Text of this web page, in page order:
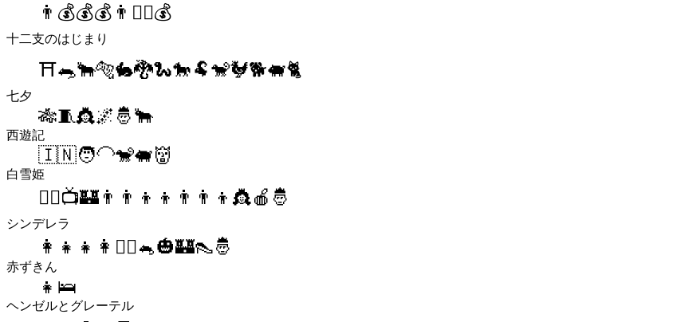
👨💰💰💰👨👨‍⚖️💰
十二支のはじまり
⛩🐀🐂🐅🐇🐉🐍🐎🐏🐒🐓🐕🐖🐈
七夕
🎋🧵👸🌌🤴🐂
西遊記
🇮🇳🧑‍🦲🐒🐖👹
白雪姫
🦹‍♀️📺🏰👨‍👨‍👦‍👦👨‍👨‍👦👸🍎🤴
シンデレラ
👩‍👧‍👧👩🧙‍♀️🐁🎃🏰👠🤴
赤ずきん
👧🛌
ヘンゼルとグレーテル